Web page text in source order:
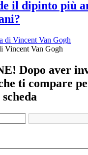
il dipinto più
Vincent Van Gogh
Dopo aver
ti compare